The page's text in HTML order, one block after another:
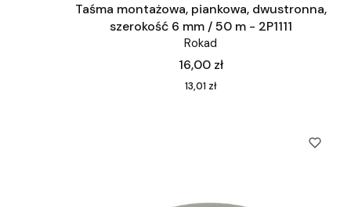
Taśma montażowa, piankowa, dwustronna,
szerokość 6 mm / 50 m - 2P1111
Rokad
Cena
16,00 zł
Cena
13,01 zł